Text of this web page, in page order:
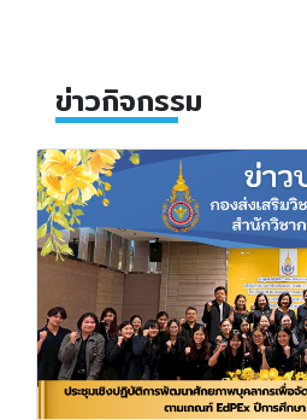
ข่าวกิจกรรม